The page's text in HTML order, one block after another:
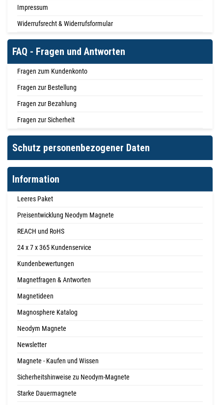
Impressum
Widerrufsrecht & Widerrufsformular
FAQ - Fragen und Antworten
Fragen zum Kundenkonto
Fragen zur Bestellung
Fragen zur Bezahlung
Fragen zur Sicherheit
Schutz personenbezogener Daten
Information
Leeres Paket
Preisentwicklung Neodym Magnete
REACH und RoHS
24 x 7 x 365 Kundenservice
Kundenbewertungen
Magnetfragen & Antworten
Magnetideen
Magnosphere Katalog
Neodym Magnete
Newsletter
Magnete - Kaufen und Wissen
Sicherheitshinweise zu Neodym-Magnete
Starke Dauermagnete